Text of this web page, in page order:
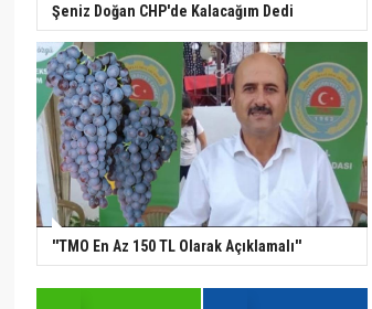
Şeniz Doğan CHP'de Kalacağım Dedi
''TMO En Az 150 TL Olarak Açıklamalı''